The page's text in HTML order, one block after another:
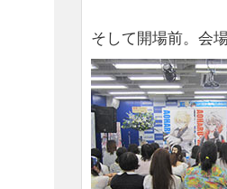
そして開場前。会